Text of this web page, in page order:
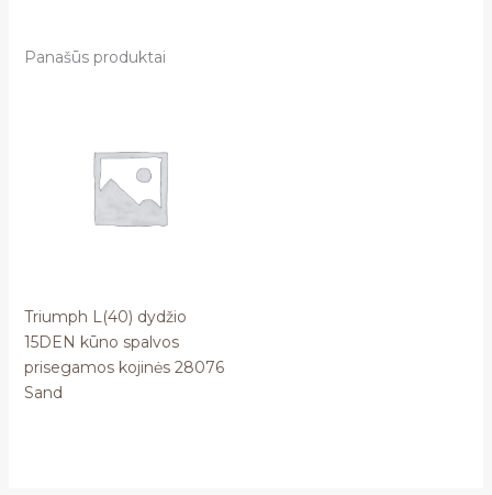
Panašūs produktai
Triumph L(40) dydžio
15DEN kūno spalvos
prisegamos kojinės 28076
Sand